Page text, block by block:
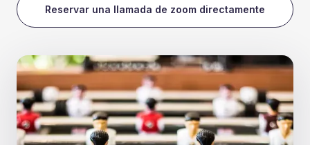
Reservar una llamada de zoom directamente